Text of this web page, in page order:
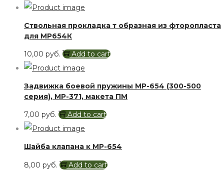
Ствольная прокладка т образная из фторопласта
для МР654К
10,00 руб. Add to cart
Задвижка боевой пружины МР-654 (300-500
серия), МР-371, макета ПМ
7,00 руб. Add to cart
Шайба клапана к МР-654
8,00 руб. Add to cart